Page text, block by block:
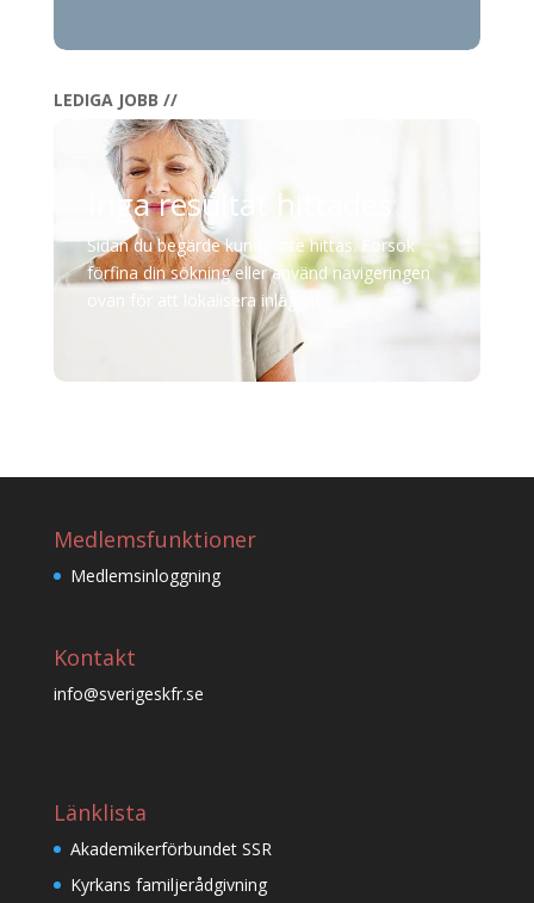
LEDIGA JOBB //
Inga resultat hittades
Sidan du begärde kunde inte hittas. Försök
förfina din sökning eller använd navigeringen
ovan för att lokalisera inlägget.
Medlemsfunktioner
Medlemsinloggning
Kontakt
info@sverigeskfr.se
Länklista
Akademikerförbundet SSR
Kyrkans familjerådgivning